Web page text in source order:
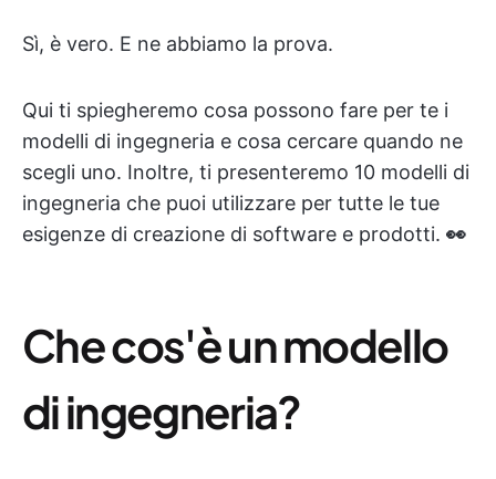
Sì, è vero. E ne abbiamo la prova.
Qui ti spiegheremo cosa possono fare per te i
modelli di ingegneria e cosa cercare quando ne
scegli uno. Inoltre, ti presenteremo 10 modelli di
ingegneria che puoi utilizzare per tutte le tue
esigenze di creazione di software e prodotti. 👀
Che cos'è un modello
di ingegneria?